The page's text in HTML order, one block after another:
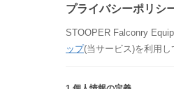
プライバシーポリシ
STOOPER Falconry
ップ(当サービス)を利用